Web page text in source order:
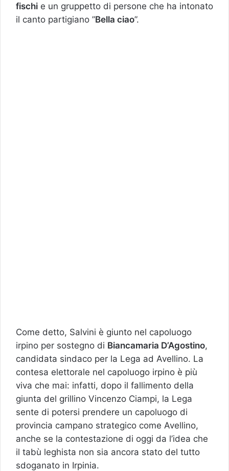
fischi e un gruppetto di persone che ha intonato
il canto partigiano ”Bella ciao”.
Come detto, Salvini è giunto nel capoluogo
irpino per sostegno di Biancamaria D’Agostino,
candidata sindaco per la Lega ad Avellino. La
contesa elettorale nel capoluogo irpino è più
viva che mai: infatti, dopo il fallimento della
giunta del grillino Vincenzo Ciampi, la Lega
sente di potersi prendere un capoluogo di
provincia campano strategico come Avellino,
anche se la contestazione di oggi da l’idea che
il tabù leghista non sia ancora stato del tutto
sdoganato in Irpinia.